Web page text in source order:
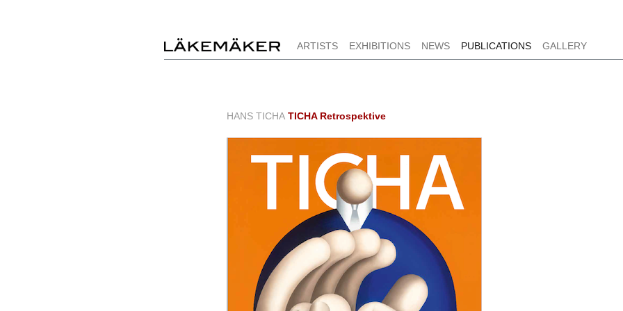
ARTISTS EXHIBITIONS NEWS PUBLICATIONS GALLERY
HANS TICHATICHA Retrospektive